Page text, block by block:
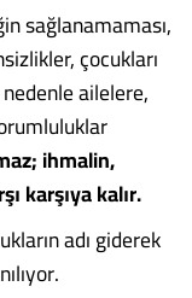
sağlanamaması,
çocukları
ailelere,
ihmalin,
karşıya kalır.
adı giderek